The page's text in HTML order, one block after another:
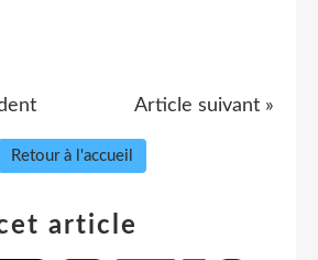
Article suivant »
Retour à l'accueil
article